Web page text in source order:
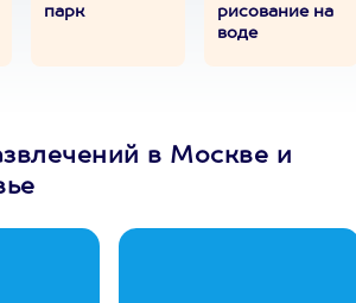
парк
рисование на
воде
в Москве и